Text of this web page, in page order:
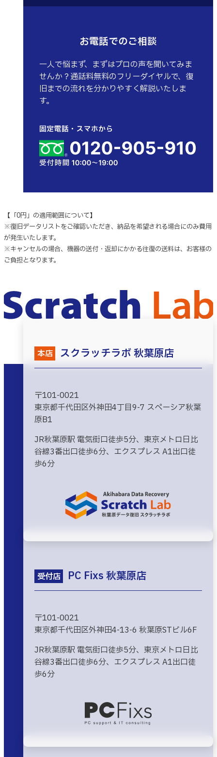
お電話でのご相談
一人で悩まず、まずはプロの声を聞いてみま
せんか？通話料無料のフリーダイヤルで、復
旧までの流れを分かりやすく解説いたしま
す。
【「0円」の適用範囲について】
※復旧データリストをご確認いただき、納品を希望される場合にのみ費用
が発生いたします。
※キャンセルの場合、機器の送付・返却にかかる往復の送料は、お客様の
ご負担となります。
受付店 PC Fixs 秋葉原店
〒101-0021
東京都千代田区外神田4-13-6 秋葉原STビル6F
JR秋葉原駅 電気街口徒歩5分、東京メトロ日比
谷線3番出口徒歩6分、エクスプレス A1出口徒
歩6分
本店 スクラッチラボ 秋葉原店
〒101-0021
東京都千代田区外神田4丁目9-7 スペーシア秋葉
原B1
JR秋葉原駅 電気街口徒歩5分、東京メトロ日比
谷線3番出口徒歩6分、エクスプレス A1出口徒
歩6分